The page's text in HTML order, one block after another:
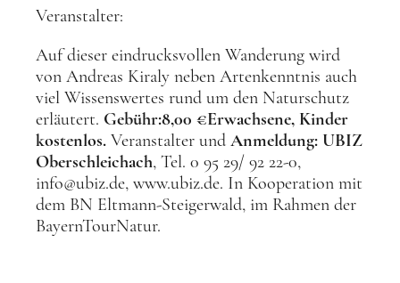
Veranstalter:
Auf dieser eindrucksvollen Wanderung wird
von Andreas Kiraly neben Artenkenntnis auch
viel Wissenswertes rund um den Naturschutz
erläutert. Gebühr:8,00 €Erwachsene, Kinder
kostenlos. Veranstalter und Anmeldung: UBIZ
Oberschleichach, Tel. 0 95 29/ 92 22-0,
info@ubiz.de, www.ubiz.de. In Kooperation mit
dem BN Eltmann-Steigerwald, im Rahmen der
BayernTourNatur.